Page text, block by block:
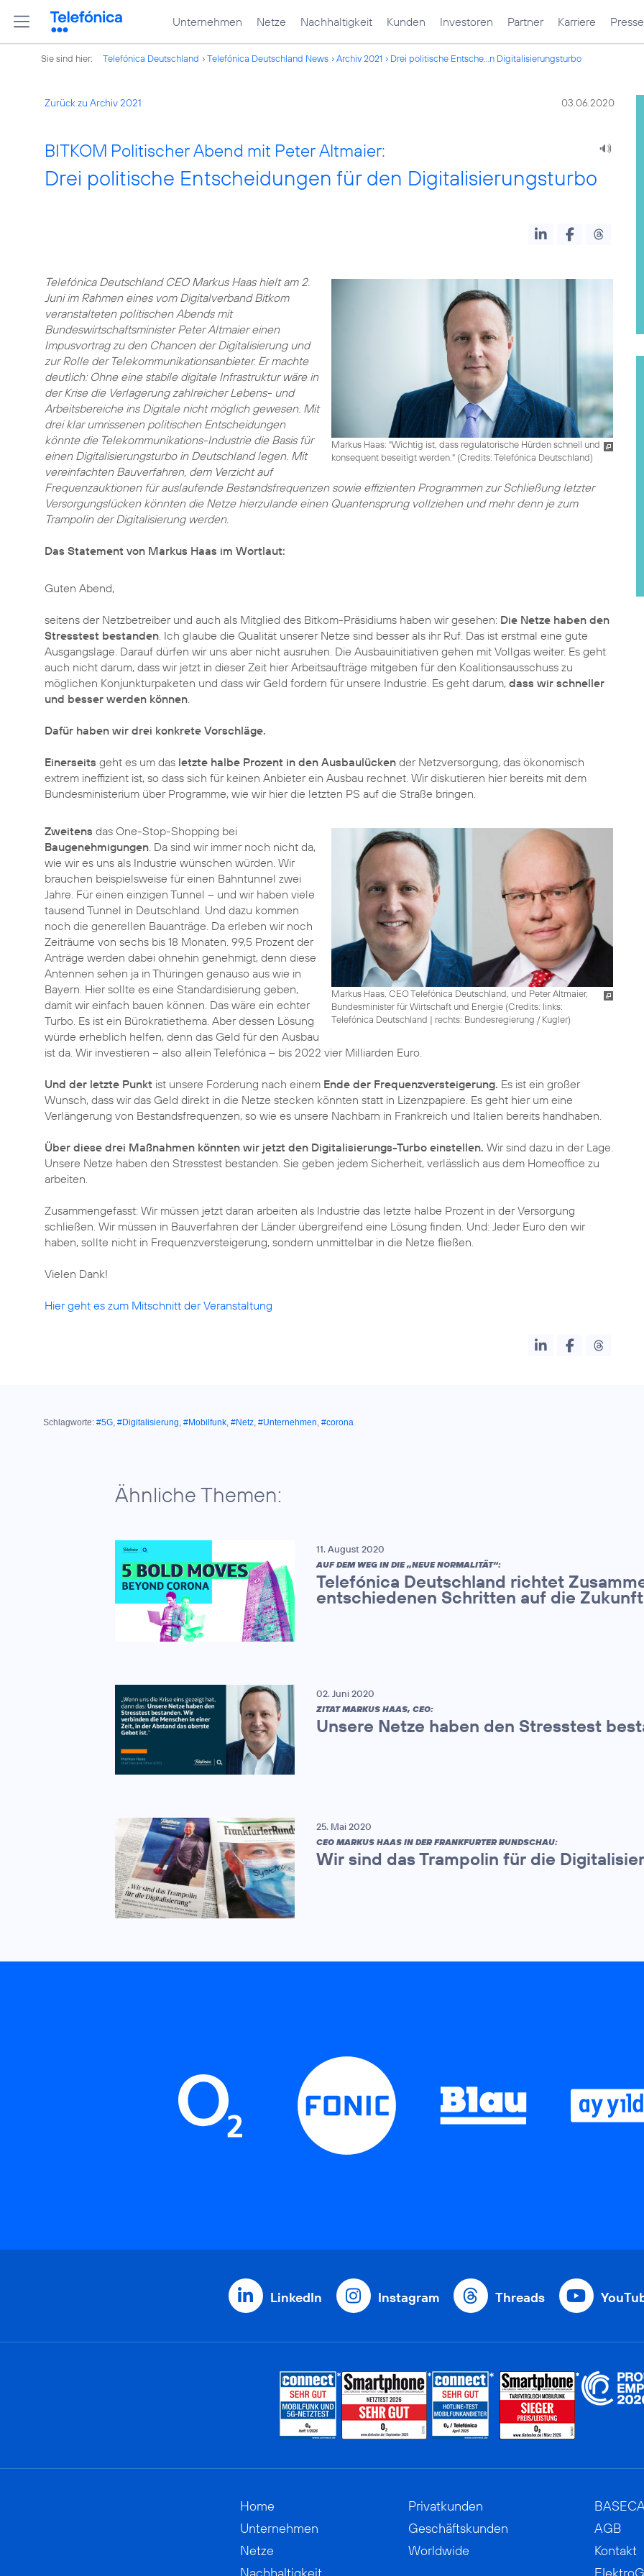
Unternehmen Netze Nachhaltigkeit Kunden Investoren Partner Karriere Presse
Sie sind hier: Telefónica Deutschland Telefónica Deutschland News Archiv 2021 Drei politische Entsche...n Digitalisierungsturbo
Zurück zu Archiv 2021 03.06.2020
BITKOM Politischer Abend mit Peter Altmaier:
Drei politische Entscheidungen für den Digitalisierungsturbo
Markus Haas: "Wichtig ist, dass regulatorische Hürden schnell und
konsequent beseitigt werden." (Credits: Telefónica Deutschland)
Telefónica Deutschland CEO Markus Haas hielt am 2.
Juni im Rahmen eines vom Digitalverband Bitkom
veranstalteten politischen Abends mit
Bundeswirtschaftsminister Peter Altmaier einen
Impusvortrag zu den Chancen der Digitalisierung und
zur Rolle der Telekommunikationsanbieter. Er machte
deutlich: Ohne eine stabile digitale Infrastruktur wäre in
der Krise die Verlagerung zahlreicher Lebens- und
Arbeitsbereiche ins Digitale nicht möglich gewesen. Mit
drei klar umrissenen politischen Entscheidungen
könnte die Telekommunikations-Industrie die Basis für
einen Digitalisierungsturbo in Deutschland legen. Mit
vereinfachten Bauverfahren, dem Verzicht auf
Frequenzauktionen für auslaufende Bestandsfrequenzen sowie effizienten Programmen zur Schließung letzter
Versorgungslücken könnten die Netze hierzulande einen Quantensprung vollziehen und mehr denn je zum
Trampolin der Digitalisierung werden.
Das Statement von Markus Haas im Wortlaut:
Guten Abend,
seitens der Netzbetreiber und auch als Mitglied des Bitkom-Präsidiums haben wir gesehen: Die Netze haben den
Stresstest bestanden. Ich glaube die Qualität unserer Netze sind besser als ihr Ruf. Das ist erstmal eine gute
Ausgangslage. Darauf dürfen wir uns aber nicht ausruhen. Die Ausbauinitiativen gehen mit Vollgas weiter. Es geht
auch nicht darum, dass wir jetzt in dieser Zeit hier Arbeitsaufträge mitgeben für den Koalitionsausschuss zu
möglichen Konjunkturpaketen und dass wir Geld fordern für unsere Industrie. Es geht darum, dass wir schneller
und besser werden können.
Dafür haben wir drei konkrete Vorschläge.
Einerseits geht es um das letzte halbe Prozent in den Ausbaulücken der Netzversorgung, das ökonomisch
extrem ineffizient ist, so dass sich für keinen Anbieter ein Ausbau rechnet. Wir diskutieren hier bereits mit dem
Markus Haas, CEO Telefónica Deutschland, und Peter Altmaier,
Bundesminister für Wirtschaft und Energie (Credits: links:
Telefónica Deutschland | rechts: Bundesregierung / Kugler)
Zweitens das One-Stop-Shopping bei
Baugenehmigungen. Da sind wir immer noch nicht da,
wie wir es uns als Industrie wünschen würden. Wir
brauchen beispielsweise für einen Bahntunnel zwei
Jahre. Für einen einzigen Tunnel – und wir haben viele
tausend Tunnel in Deutschland. Und dazu kommen
noch die generellen Bauanträge. Da erleben wir noch
Zeiträume von sechs bis 18 Monaten. 99,5 Prozent der
Anträge werden dabei ohnehin genehmigt, denn diese
Antennen sehen ja in Thüringen genauso aus wie in
Bayern. Hier sollte es eine Standardisierung geben,
damit wir einfach bauen können. Das wäre ein echter
Turbo. Es ist ein Bürokratiethema. Aber dessen Lösung
würde erheblich helfen, denn das Geld für den Ausbau
ist da. Wir investieren – also allein Telefónica – bis 2022 vier Milliarden Euro.
Und der letzte Punkt ist unsere Forderung nach einem Ende der Frequenzversteigerung. Es ist ein großer
Wunsch, dass wir das Geld direkt in die Netze stecken könnten statt in Lizenzpapiere. Es geht hier um eine
Verlängerung von Bestandsfrequenzen, so wie es unsere Nachbarn in Frankreich und Italien bereits handhaben.
Über diese drei Maßnahmen könnten wir jetzt den Digitalisierungs-Turbo einstellen. Wir sind dazu in der Lage.
Unsere Netze haben den Stresstest bestanden. Sie geben jedem Sicherheit, verlässlich aus dem Homeoffice zu
arbeiten.
Zusammengefasst: Wir müssen jetzt daran arbeiten als Industrie das letzte halbe Prozent in der Versorgung
schließen. Wir müssen in Bauverfahren der Länder übergreifend eine Lösung finden. Und: Jeder Euro den wir
haben, sollte nicht in Frequenzversteigerung, sondern unmittelbar in die Netze fließen.
Vielen Dank!
Hier geht es zum Mitschnitt der Veranstaltung
Schlagworte: #5G, #Digitalisierung, #Mobilfunk, #Netz, #Unternehmen, #corona
Ähnliche Themen:
11. August 2020
AUF DEM WEG IN DIE „NEUE NORMALITÄT“:
Telefónica Deutschland richtet
entschiedenen Schritten auf die
02. Juni 2020
ZITAT MARKUS HAAS, CEO:
Unsere Netze haben den Stresstest
25. Mai 2020
CEO MARKUS HAAS IN DER FRANKFURTER RUNDSCHAU:
Wir sind das Trampolin für die
LinkedIn Instagram Threads
Home
Unternehmen
Netze
Privatkunden
Geschäftskunden
Worldwide
AGB
Kontakt